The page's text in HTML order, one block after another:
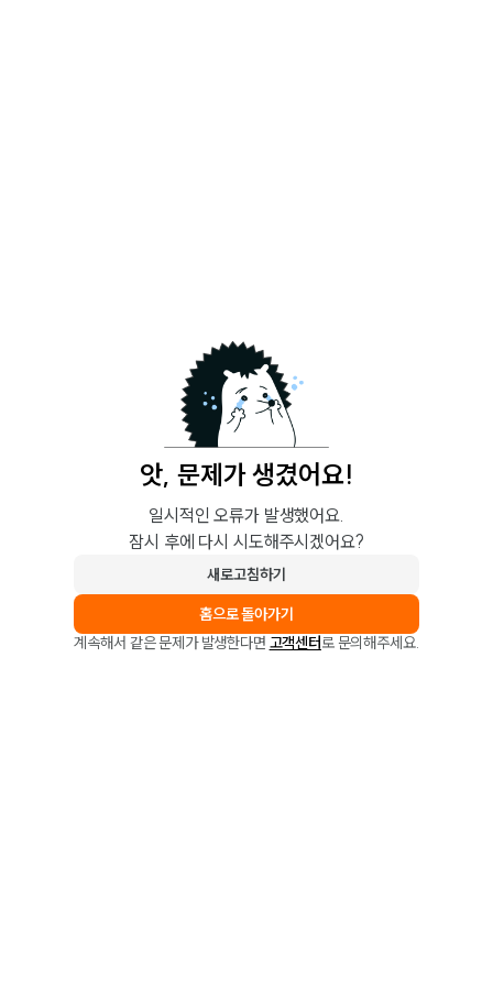
앗, 문제가 생겼어요!
일시적인 오류가 발생했어요.
잠시 후에 다시 시도해주시겠어요?
새로고침하기
홈으로 돌아가기
계속해서 같은 문제가 발생한다면 고객센터로 문의해주세요.